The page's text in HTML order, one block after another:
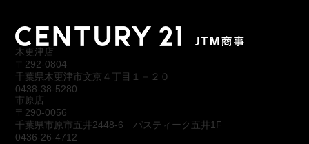
木更津店
〒292-0804
千葉県木更津市文京４丁目１－２０
0438-38-5280
市原店
〒290-0056
千葉県市原市五井2448-6 パスティーク五井1F
0436-26-4712